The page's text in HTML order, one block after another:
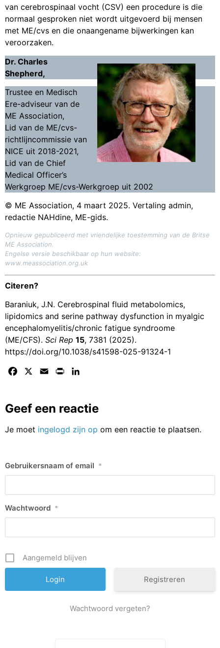
van cerebrospinaal vocht (CSV) een procedure is die
normaal gesproken niet wordt uitgevoerd bij mensen
met ME/cvs en die onaangename bijwerkingen kan
veroorzaken.
Dr. Charles
Shepherd,
Trustee en Medisch
Ere-adviseur van de
ME Association,
Lid van de ME/cvs-
richtlijncommissie van
NICE uit 2018-2021,
Lid van de Chief
Medical Officer’s
Werkgroep ME/cvs-Werkgroep uit 2002
© ME Association, 4 maart 2025. Vertaling admin,
redactie NAHdine, ME-gids.
Opnieuw gepubliceerd met vriendelijke toestemming van de Britse
ME Association.
Engelse versie beschikbaar op hun website:
www.meassociation.org.uk
Citeren?
Baraniuk, J.N. Cerebrospinal fluid metabolomics,
lipidomics and serine pathway dysfunction in myalgic
encephalomyelitis/chronic fatigue syndroome
(ME/CFS). Sci Rep 15, 7381 (2025).
https://doi.org/10.1038/s41598-025-91324-1
Facebook Email Print
Geef een reactie
Je moet ingelogd zijn op om een reactie te plaatsen.
Gebruikersnaam of email *
Wachtwoord *
Aangemeld blijven
Registreren
Wachtwoord vergeten?